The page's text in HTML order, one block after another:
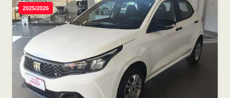
2025/2026